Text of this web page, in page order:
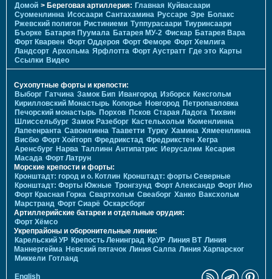
Домой > Береговая артиллерия: Главная Куйвасаари
Суоменлиннa Исосаари Сантахамина Руссаре Эре Болакс
Ржевский полигон Ристиниеми Туппурасаари Тиуринсаари
Бъорке Батарея Пуумала Батарея МУ-2 Фискар Батарея Вара
Форт Кварвен Форт Оддероя Форт Феморе Форт Хемлига
Ландсорт Архольма Ярфлотта Форт Аустратт Где это Карты
Ссылки Видео
Сухопутные форты и крепости:
Выборг Гатчина Замок Бип Ивангород Изборск Кексгольм
Кирилловский Монастырь Копорье Новгород Петропавловка
Печорcкий монастырь Порхов Псков Старая Ладога Тихвин
Шлиссельбург Замок Разеборг Кастельхольм Кюменлинна
Лапеенранта Савонлинна Тааветти Турку Хамина Хямеенлинна
Висбю Форт Хойторп Фредрикстад Фредрикстен Хегра
Аренсбург Нарва Таллинн Антипатрис Иерусалим Кесария
Масада Форт Латрун
Морские крепости и форты:
Кронштадт: город и о. Котлин Кронштадт: форты Северные
Кронштадт: Форты Южные Тронгзунд Форт Александр Форт Ино
Форт Красная Горка Свартхольм Свеаборг Ханко Ваксхольм
Марстранд Форт Сиарё Оскарсборг
Артиллерийские батареи и отдельные орудия:
Форт Хёмсо
Укрепрайоны и оборонительные линии:
Карельский УР Крепость Ленинград КрУР Линия ВТ Линия
Маннергейма Невский пятачок Линия Салпа Линия Харпарског
Миккели Готланд
English